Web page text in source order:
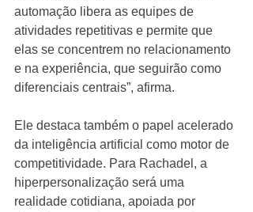
automação libera as equipes de
atividades repetitivas e permite que
elas se concentrem no relacionamento
e na experiência, que seguirão como
diferenciais centrais”, afirma.
Ele destaca também o papel acelerado
da inteligência artificial como motor de
competitividade. Para Rachadel, a
hiperpersonalização será uma
realidade cotidiana, apoiada por